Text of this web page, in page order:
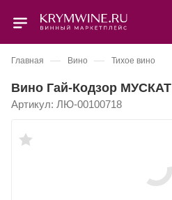
Главная — Вино — Тихое вино
Вино Гай-Кодзор МУСКАТ
Артикул: ЛЮ-00100718